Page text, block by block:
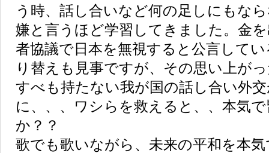
う時、話し合いなど何の足しにもな
嫌と言うほど学習してきました。金
者協議で日本を無視すると公言して
り替えも見事ですが、その思い上が
すべも持たない我が国の話し合い外
に、、、ワシらを救えると、、本気
か？？
歌でも歌いながら、未来の平和を本